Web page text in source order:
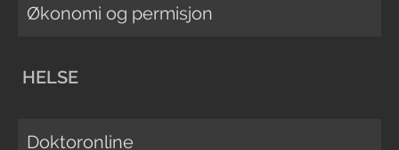
Økonomi og permisjon
HELSE
Doktoronline